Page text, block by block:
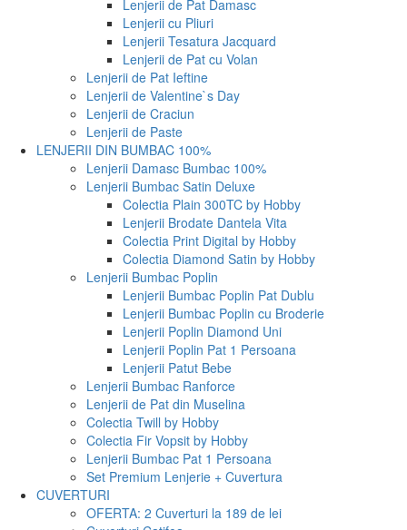
Lenjerii de Pat Damasc
Lenjerii cu Pliuri
Lenjerii Tesatura Jacquard
Lenjerii de Pat cu Volan
Lenjerii de Pat Ieftine
Lenjerii de Valentine`s Day
Lenjerii de Craciun
Lenjerii de Paste
LENJERII DIN BUMBAC 100%
Lenjerii Damasc Bumbac 100%
Lenjerii Bumbac Satin Deluxe
Colectia Plain 300TC by Hobby
Lenjerii Brodate Dantela Vita
Colectia Print Digital by Hobby
Colectia Diamond Satin by Hobby
Lenjerii Bumbac Poplin
Lenjerii Bumbac Poplin Pat Dublu
Lenjerii Bumbac Poplin cu Broderie
Lenjerii Poplin Diamond Uni
Lenjerii Poplin Pat 1 Persoana
Lenjerii Patut Bebe
Lenjerii Bumbac Ranforce
Lenjerii de Pat din Muselina
Colectia Twill by Hobby
Colectia Fir Vopsit by Hobby
Lenjerii Bumbac Pat 1 Persoana
Set Premium Lenjerie + Cuvertura
CUVERTURI
OFERTA: 2 Cuverturi la 189 de lei